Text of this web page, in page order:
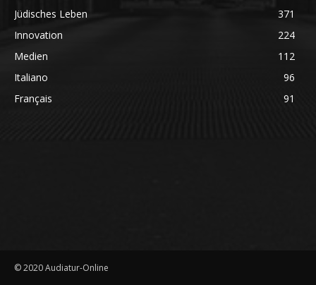
Jüdisches Leben
371
Innovation
224
Medien
112
Italiano
96
Français
91
© 2020 Audiatur-Online